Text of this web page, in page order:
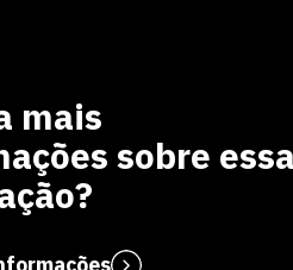
mais
sobre